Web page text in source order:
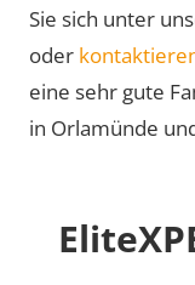
Sie sich unter
oder
eine sehr gute
in Orlamünde